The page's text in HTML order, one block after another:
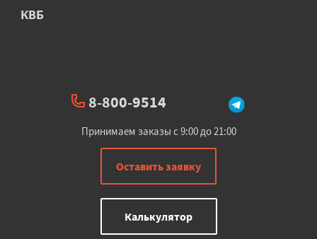
КВБ
8-800-9514
Принимаем заказы с 9:00 до 21:00
Оставить заявку
Калькулятор